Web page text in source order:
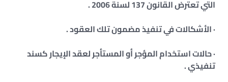
التي تعترض القانون 137 لسنة 2006 .
· الأشكالات في تنفيذ مضمون تلك العقود .
· حالات استخدام المؤجر أو المستأجر لعقد الإيجار كسند
تنفيذي .